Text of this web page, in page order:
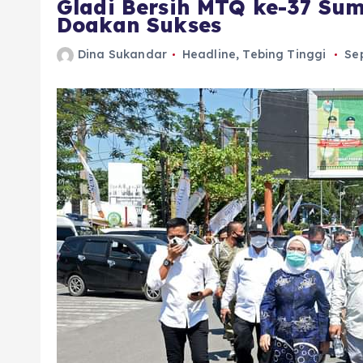
Gladi Bersih MTQ ke-37
Doakan Sukses
Dina Sukandar Headline, Tebing Tinggi